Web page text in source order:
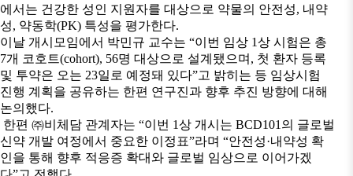
에서는 건강한 성인 지원자를 대상으로 약물의 안전성, 내약
성, 약동학(PK) 특성을 평가한다.
이날 개시모임에서 박민규 교수는 “이번 임상 1상 시험은 총
7개 코호트(cohort), 56명 대상으로 설계됐으며, 첫 환자 등록
및 투약은 오는 23일로 예정돼 있다”고 밝히는 등 임상시험
진행 계획을 공유하는 한편 연구진과 향후 추진 방향에 대해
논의했다.
한편 ㈜비체담 관계자는 “이번 1상 개시는 BCD101의 글로벌
신약 개발 여정에서 중요한 이정표”라며 “안전성·내약성 확
인을 통해 향후 적응증 확대와 글로벌 임상으로 이어가겠